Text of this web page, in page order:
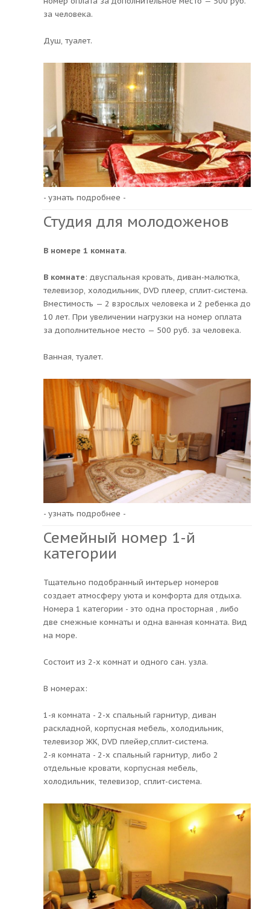
за человека.
Душ, туалет.
- узнать подробнее -
Студия для молодоженов
В номере 1 комната.
В комнате: двуспальная кровать, диван-малютка,
телевизор, холодильник, DVD плеер, сплит-система.
Вместимость — 2 взрослых человека и 2 ребенка до
10 лет. При увеличении нагрузки на номер оплата
за дополнительное место — 500 руб. за человека.
Ванная, туалет.
- узнать подробнее -
Семейный номер 1-й
категории
Тщательно подобранный интерьер номеров
создает атмосферу уюта и комфорта для отдыха.
Номера 1 категории - это одна просторная , либо
две смежные комнаты и одна ванная комната. Вид
на море.
Состоит из 2-х комнат и одного сан. узла.
В номерах:
1-я комната - 2-х спальный гарнитур, диван
раскладной, корпусная мебель, холодильник,
телевизор ЖК, DVD плейер,сплит-система.
2-я комната - 2-х спальный гарнитур, либо 2
отдельные кровати, корпусная мебель,
холодильник, телевизор, сплит-система.